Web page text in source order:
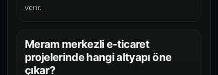
verir.
Meram merkezli e-ticaret
projelerinde hangi altyapı öne
çıkar?